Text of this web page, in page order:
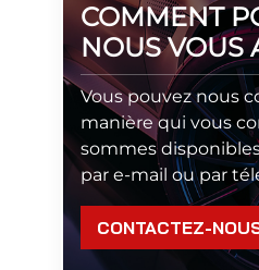
COMMENT
NOUS VOUS
Vous pouvez nous
manière qui vous
sommes
par e-mail ou par
CONTACTEZ-